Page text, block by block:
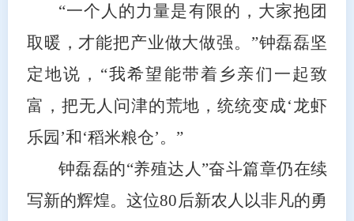
“一个人的力量是有限的，大家抱团
取暖，才能把产业做大做强。”钟磊磊坚
定地说，“我希望能带着乡亲们一起致
富，把无人问津的荒地，统统变成‘龙虾
乐园’和‘稻米粮仓’。”
钟磊磊的“养殖达人”奋斗篇章仍在续
写新的辉煌。这位80后新农人以非凡的勇